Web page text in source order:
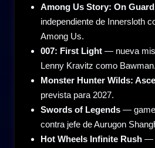
Among Us Story: On Guard
independiente de Innersloth
Among Us.
007: First Light — nueva
Lenny Kravitz como Bawman.
Monster Hunter Wilds:
prevista para 2027.
Swords of Legends —
contra jefe de Aurugon
Hot Wheels Infinite Rush —